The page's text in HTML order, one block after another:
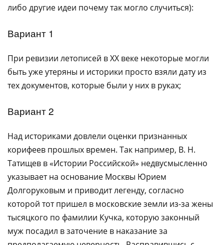
либо другие идеи почему так могло случиться):
Вариант 1
При ревизии летописей в XX веке некоторые могли
быть уже утеряны и историки просто взяли дату из
тех документов, которые были у них в руках;
Вариант 2
Над историками довлели оценки признанных
корифеев прошлых времен. Так например, В. Н.
Татищев в «Истории Российской» недвусмысленно
указывает на основание Москвы Юрием
Долгоруковым и приводит легенду, согласно
которой тот пришел в московские земли из-за жены
тысяцкого по фамилии Кучка, которую законный
муж посадил в заточение в наказание за